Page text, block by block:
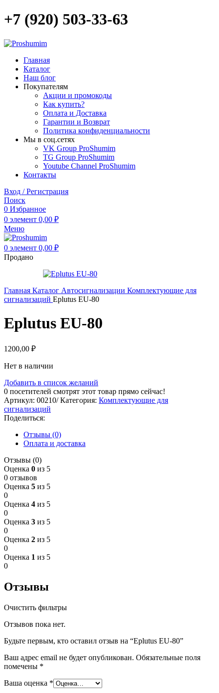
+7 (920) 503-33-63
Главная
Каталог
Наш блог
Покупателям
Акции и промокоды
Как купить?
Оплата и Доставка
Гарантии и Возврат
Политика конфиденциальности
Мы в соц.сетях
VK Group ProShumim
TG Group ProShumim
Youtube Channel ProShumim
Контакты
Вход / Регистрация
Поиск
0 Избранное
0 элемент 0,00 ₽
Меню
0 элемент 0,00 ₽
Продано
Главная Каталог Автосигнализации Комплектующие для
сигнализаций Eplutus EU-80
Eplutus EU-80
1200,00 ₽
Нет в наличии
Добавить в список желаний
0 посетителей смотрят этот товар прямо сейчас!
Артикул: 00210/Категория: Комплектующие для
сигнализаций
Поделиться:
Отзывы (0)
Оплата и доставка
Отзывы (0)
Оценка 0 из 5
0 отзывов
Оценка 5 из 5
0
Оценка 4 из 5
0
Оценка 3 из 5
0
Оценка 2 из 5
0
Оценка 1 из 5
0
Отзывы
Очистить фильтры
Отзывов пока нет.
Будьте первым, кто оставил отзыв на “Eplutus EU-80”
Ваш адрес email не будет опубликован. Обязательные поля
помечены *
Ваша оценка *